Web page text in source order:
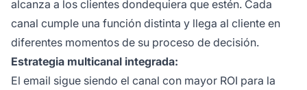
alcanza a los clientes dondequiera que estén. Cada
canal cumple una función distinta y llega al cliente en
diferentes momentos de su proceso de decisión.
Estrategia multicanal integrada:
El email sigue siendo el canal con mayor ROI para la